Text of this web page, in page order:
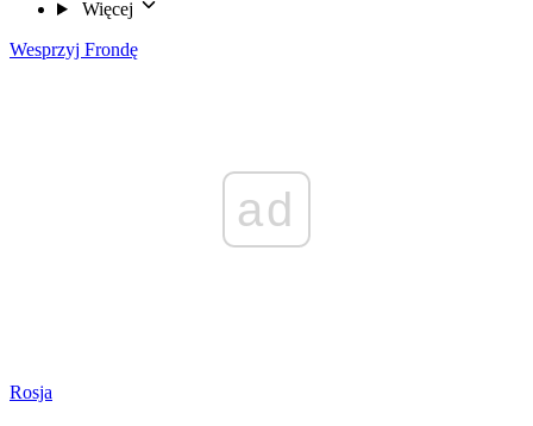
Więcej
Wesprzyj Frondę
ad
Rosja